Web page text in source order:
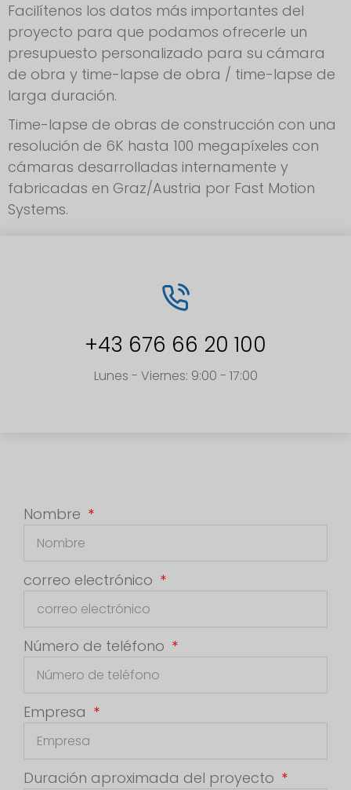
Facilítenos los datos más importantes del
proyecto para que podamos ofrecerle un
presupuesto personalizado para su cámara
de obra y time-lapse de obra / time-lapse de
larga duración.
Time-lapse de obras de construcción con una
resolución de 6K hasta 100 megapíxeles con
cámaras desarrolladas internamente y
fabricadas en Graz/Austria por Fast Motion
Systems.
+43 676 66 20 100
Lunes - Viernes: 9:00 - 17:00
Nombre
correo electrónico
Número de teléfono
Empresa
Duración aproximada del proyecto